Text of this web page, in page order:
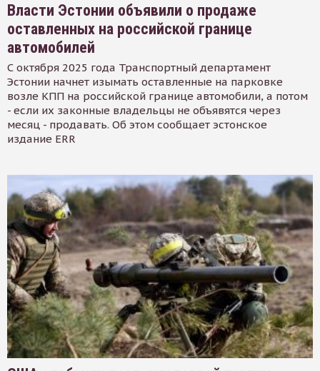
Власти Эстонии объявили о продаже
оставленных на российской границе
автомобилей
С октября 2025 года Транспортный департамент
Эстонии начнет изымать оставленные на парковке
возле КПП на российской границе автомобили, а потом
- если их законные владельцы не объявятся через
месяц - продавать. Об этом сообщает эстонское
издание ERR